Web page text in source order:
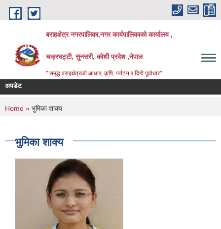
Skip to main content
बराहक्षेत्र नगरपालिका,नगर कार्यपालिकाको कार्यालय ,
चक्रघट्टी, सुनसरी, कोशी प्रदेश ,नेपाल
" समृद्ध वराहक्षेत्रकाे आधार, कृषि, पर्यटन र दिगो पूर्वाधार"
अपडेट
You are here
Home » भुमिका शाक्य
भुमिका शाक्य